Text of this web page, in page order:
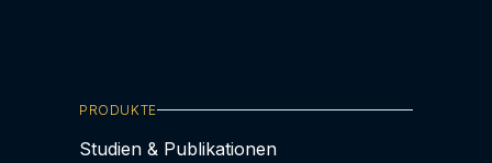
PRODUKTE
Studien & Publikationen